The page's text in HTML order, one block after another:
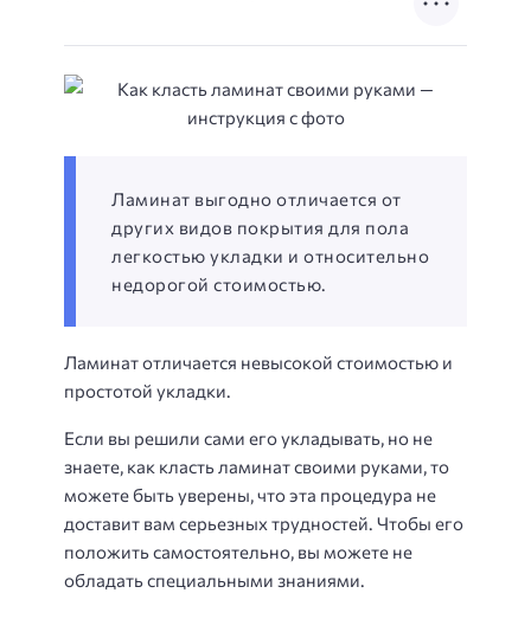
Ламинат выгодно отличается от
других видов покрытия для пола
легкостью укладки и относительно
недорогой стоимостью.
Ламинат отличается невысокой стоимостью и
простотой укладки.
Если вы решили сами его укладывать, но не
знаете, как класть ламинат своими руками, то
можете быть уверены, что эта процедура не
доставит вам серьезных трудностей. Чтобы его
положить самостоятельно, вы можете не
обладать специальными знаниями.